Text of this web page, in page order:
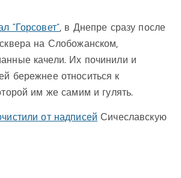
“Горсовет”, в Днепре сразу после
на Слобожанском,
качели. Их починили и
бережнее относиться к
им же самим и гулять.
от надписей Сичеславскую